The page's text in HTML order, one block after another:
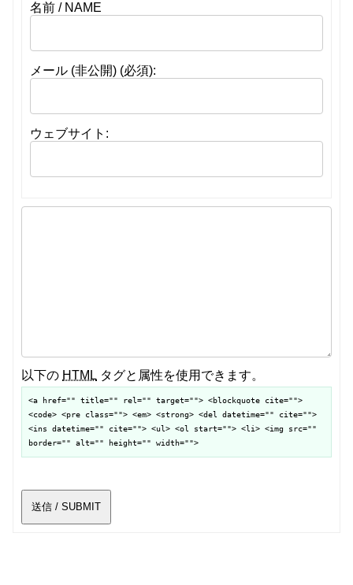
名前 / NAME
メール (非公開) (必須):
ウェブサイト:
以下の HTML タグと属性を使用できます。
<a href="" title="" rel="" target=""> <blockquote cite="">
<code> <pre class=""> <em> <strong> <del datetime="" cite="">
<ins datetime="" cite=""> <ul> <ol start=""> <li> <img src=""
border="" alt="" height="" width="">
送信 / SUBMIT